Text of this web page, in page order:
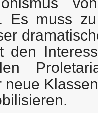
Es muss
den
neue